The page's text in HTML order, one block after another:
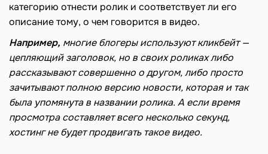
категорию отнести ролик и соответствует ли его
описание тому, о чем говорится в видео.
Например, многие блогеры используют кликбейт —
цепляющий заголовок, но в своих роликах либо
рассказывают совершенно о другом, либо просто
зачитывают полною версию новости, которая и так
была упомянута в названии ролика. А если время
просмотра составляет всего несколько секунд,
хостинг не будет продвигать такое видео.